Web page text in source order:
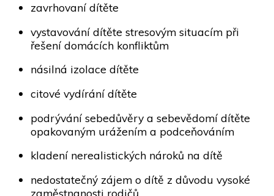
zavrhovaní dítěte
vystavování dítěte stresovým situacím při
řešení domácích konfliktům
násilná izolace dítěte
citové vydírání dítěte
podrývání sebedůvěry a sebevědomí dítěte
opakovaným urážením a podceňováním
kladení nerealistických nároků na dítě
nedostatečný zájem o dítě z důvodu vysoké
zaměstnanosti rodičů